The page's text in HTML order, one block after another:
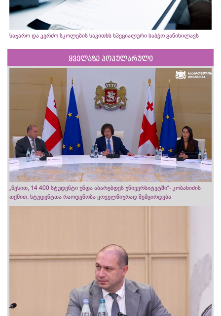
საჯარო და კერძო სკოლების საკითხს სპეციალური საბჭო განიხილავს
ყველაზე პოპულარული
„წესით, 14 400 სტუდენტი უნდა აბარებდეს უნივერსიტეტში“- კობახიძის
თქმით, სტუდენტთა რაოდენობა ყოველწიურად შემცირდება